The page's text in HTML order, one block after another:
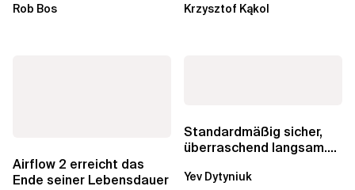
aber auch die...
Rob Bos
Durch die Automatisierung...
Krzysztof Kąkol
Airflow 2 erreicht das
Ende seiner Lebensdauer
Standardmäßig sicher,
überraschend langsam.
über die RDS...
Yev Dytyniuk